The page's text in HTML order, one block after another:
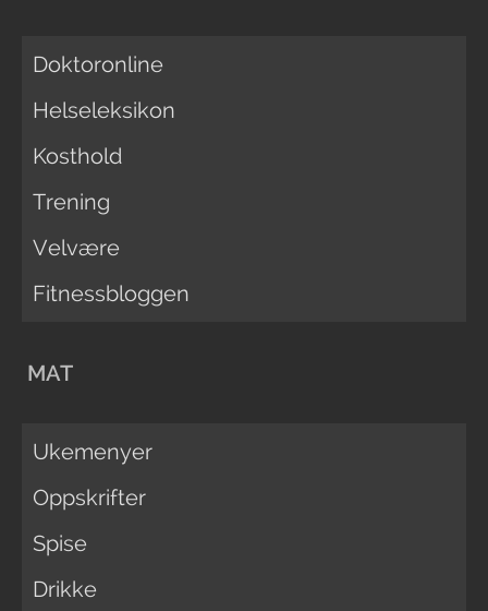
Doktoronline
Helseleksikon
Kosthold
Trening
Velvære
Fitnessbloggen
MAT
Ukemenyer
Oppskrifter
Spise
Drikke